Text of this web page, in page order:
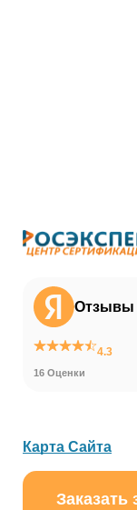
Отзывы
4.3
16 Оценки
Карта Сайта
Заказать